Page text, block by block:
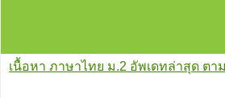
เนื้อหา ภาษาไทย ม.2 อัพเดทล่าสุด ตา